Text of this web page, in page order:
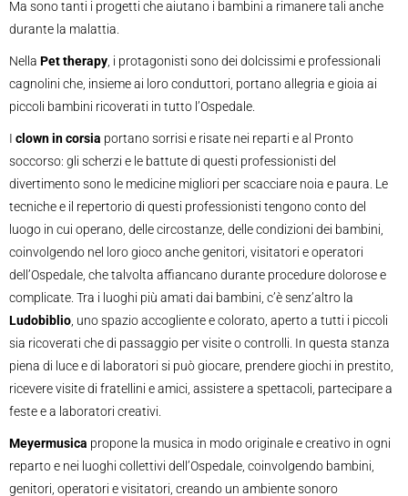
Ma sono tanti i progetti che aiutano i bambini a rimanere tali anche
durante la malattia.
Nella Pet therapy , i protagonisti sono dei dolcissimi e professionali
cagnolini che, insieme ai loro conduttori, portano allegria e gioia ai
piccoli bambini ricoverati in tutto l’Ospedale.
I clown in corsia portano sorrisi e risate nei reparti e al Pronto
soccorso: gli scherzi e le battute di questi professionisti del
divertimento sono le medicine migliori per scacciare noia e paura. Le
tecniche e il repertorio di questi professionisti tengono conto del
luogo in cui operano, delle circostanze, delle condizioni dei bambini,
coinvolgendo nel loro gioco anche genitori, visitatori e operatori
dell’Ospedale, che talvolta affiancano durante procedure dolorose e
complicate. Tra i luoghi più amati dai bambini, c’è senz’altro la
Ludobiblio , uno spazio accogliente e colorato, aperto a tutti i piccoli
sia ricoverati che di passaggio per visite o controlli. In questa stanza
piena di luce e di laboratori si può giocare, prendere giochi in prestito,
ricevere visite di fratellini e amici, assistere a spettacoli, partecipare a
feste e a laboratori creativi.
Meyermusica propone la musica in modo originale e creativo in ogni
reparto e nei luoghi collettivi dell’Ospedale, coinvolgendo bambini,
genitori, operatori e visitatori, creando un ambiente sonoro